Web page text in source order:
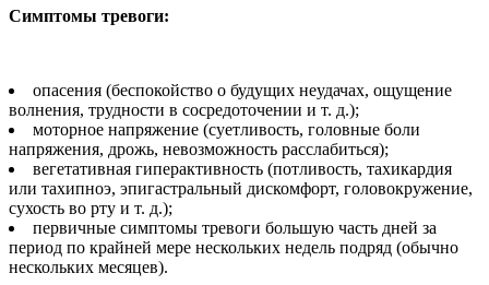
Симптомы тревоги:
опасения (беспокойство о будущих неудачах, ощущение
волнения, трудности в сосредоточении и т. д.);
моторное напряжение (суетливость, головные боли
напряжения, дрожь, невозможность расслабиться);
вегетативная гиперактивность (потливость, тахикардия
или тахипноэ, эпигастральный дискомфорт, головокружение,
сухость во рту и т. д.);
первичные симптомы тревоги большую часть дней за
период по крайней мере нескольких недель подряд (обычно
нескольких месяцев).